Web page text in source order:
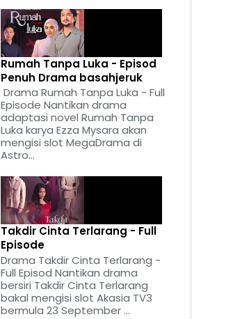
Rumah Tanpa Luka - Episod
Penuh Drama basahjeruk
Drama Rumah Tanpa Luka - Full
Episode Nantikan drama
adaptasi novel Rumah Tanpa
Luka karya Ezza Mysara akan
mengisi slot MegaDrama di
Astro...
Takdir Cinta Terlarang - Full
Episode
Drama Takdir Cinta Terlarang -
Full Episod Nantikan drama
bersiri Takdir Cinta Terlarang
bakal mengisi slot Akasia TV3
bermula 23 September ...